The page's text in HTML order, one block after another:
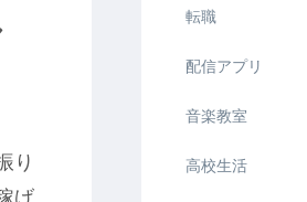
り
げ
転職
配信アプリ
音楽教室
高校生活